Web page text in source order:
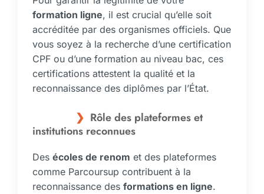
formation ligne, il est crucial qu’elle soit
accréditée par des organismes officiels. Que
vous soyez à la recherche d’une certification
CPF ou d’une formation au niveau bac, ces
certifications attestent la qualité et la
reconnaissance des diplômes par l’État.
Rôle des plateformes et
institutions reconnues
Des écoles de renom et des plateformes
comme Parcoursup contribuent à la
reconnaissance des formations en ligne.